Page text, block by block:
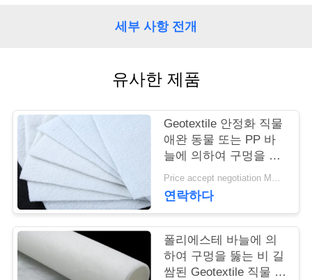
락
세
요
세부 사항 전개
유사한 제품
Geotextile 안정화 직물
애완 동물 또는 PP 바
늘에 의하여 구멍을 뚫
는 Geotextile 백색 노화
방지
Price accept negotiation MOQ:1sqm
연락하다
폴리에스테 바늘에 의
하여 구멍을 뚫는 비 길
쌈된 Geotextile 직물 비